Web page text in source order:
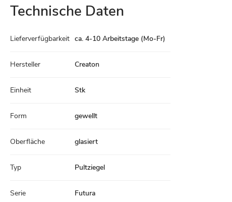
Technische Daten
Daten
Lieferverfügbarkeit ca. 4-10 Arbeitstage (Mo-Fr)
Hersteller Creaton
Einheit Stk
Form gewellt
Oberfläche glasiert
Typ Pultziegel
Serie Futura